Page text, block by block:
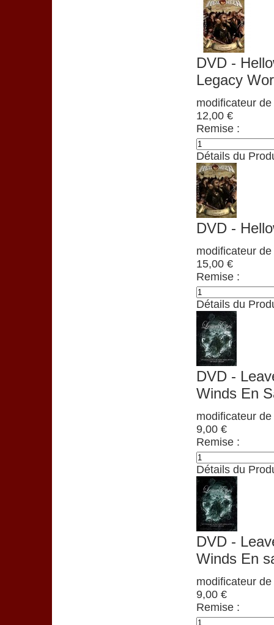
DVD -
Legacy
modificateur
12,00 €
Remise :
Détails du
DVD -
modificateur
15,00 €
Remise :
Détails du
DVD -
Winds En
modificateur
9,00 €
Remise :
Détails du
DVD -
Winds En
modificateur
9,00 €
Remise :